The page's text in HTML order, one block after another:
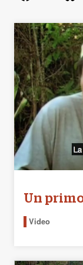
Un
Video